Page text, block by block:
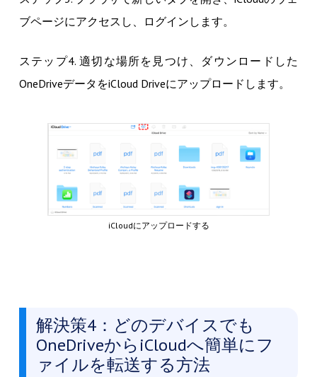
ブページにアクセスし、ログインします。
ステップ4. 適切な場所を見つけ、ダウンロードした
OneDriveデータをiCloud Driveにアップロードします。
iCloudにアップロードする
解決策4：どのデバイスでも
OneDriveからiCloudへ簡単にフ
ァイルを転送する方法